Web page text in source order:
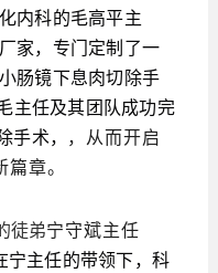
内科的毛高平主
家，专门定制了一
肠镜下息肉切除手
主任及其团队成功完
术， ，从而开启
章。
徒弟宁守斌主任
宁主任的带领下，科